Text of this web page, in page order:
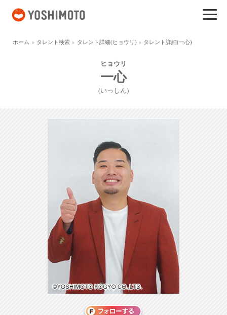
ホーム タレント検索 タレント詳細(ヒョウリ) タレント詳細(一心)
ヒョウリ
一心
(いっしん)